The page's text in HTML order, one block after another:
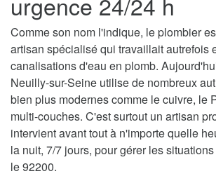
Comme son nom l'indique, le plombier
artisan spécialisé qui travaillait autrefois
canalisations d'eau en plomb.
Neuilly-sur-Seine utilise de nombreux
bien plus modernes comme le cuivre, le
multi-couches. C'est surtout un artisan
intervient avant tout à n'importe quelle
la nuit, 7/7 jours, pour gérer les
le 92200.